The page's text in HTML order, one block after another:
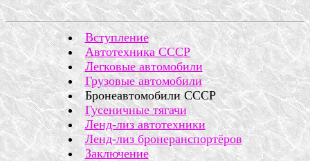
Вступление
Автотехника СССР
Легковые автомобили
Грузовые автомобили
Бронеавтомобили СССР
Гусеничные тягачи
Ленд-лиз автотехники
Ленд-лиз бронеранспортёров
Заключение